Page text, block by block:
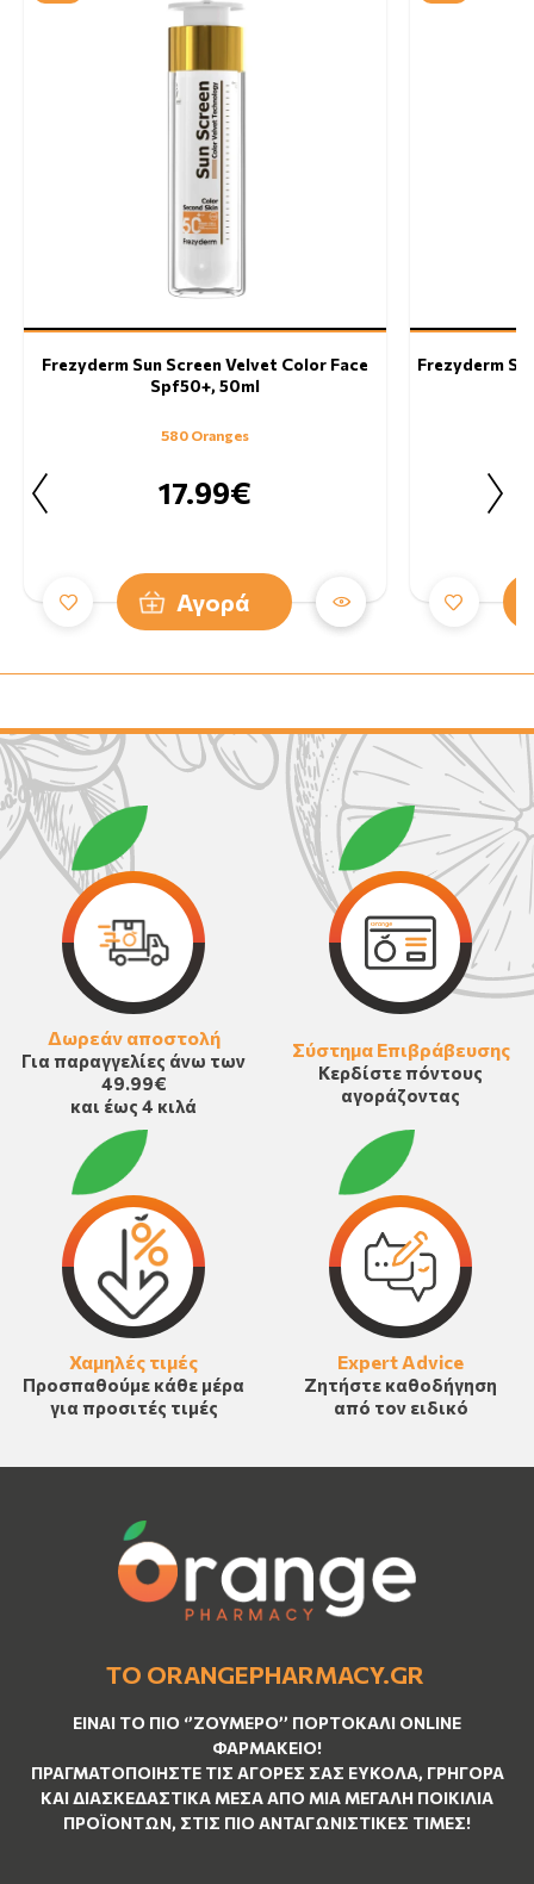
Frezyderm Sun Screen Velvet Color Face
Spf50+, 50ml
580 Oranges
17.99€
Αγορά
Frezyderm
Δωρεάν αποστολή
Για παραγγελίες άνω των
49.99€
και έως 4 κιλά
Σύστημα Επιβράβευσης
Κερδίστε πόντους
αγοράζοντας
Χαμηλές τιμές
Προσπαθούμε κάθε μέρα
για προσιτές τιμές
Expert Advice
Ζητήστε καθοδήγηση
από τον ειδικό
ΤΟ ORANGEPHARMACY.GR
ΕΊΝΑΙ ΤO ΠΙΟ ‘’ΖΟΥΜΕΡΌ’’ ΠΟΡΤΟΚΑΛΊ ΟNLINE
ΦΑΡΜΑΚΕΊΟ!
ΠΡΑΓΜΑΤΟΠΟΙΉΣΤΕ ΤΙΣ ΑΓΟΡΈΣ ΣΑΣ ΕΎΚΟΛΑ, ΓΡΉΓΟΡΑ
ΚΑΙ ΔΙΑΣΚΕΔΑΣΤΙΚΆ ΜΈΣΑ ΑΠΌ ΜΙΑ ΜΕΓΆΛΗ ΠΟΙΚΙΛΊΑ
ΠΡΟΪΌΝΤΩΝ, ΣΤΙΣ ΠΙΟ ΑΝΤΑΓΩΝΙΣΤΙΚΈΣ ΤΙΜΈΣ!